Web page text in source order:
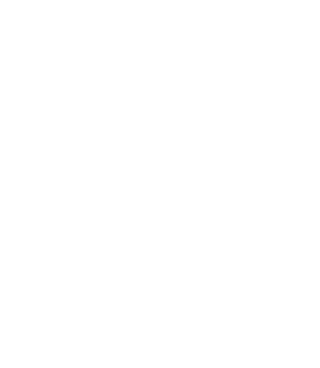
hochwertigen Pflegeprodukten
gut ausgestatteter Fitnessbereich